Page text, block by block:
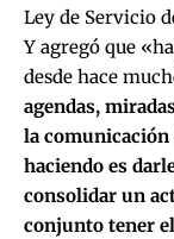
Ley de Servicio
Y agregó que
desde hace
agendas,
la comunicación
haciendo es
consolidar un
conjunto tener